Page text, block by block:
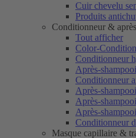
Cuir chevelu
Produits
Conditionneur &
Tout afficher
Color-
Conditionneur
Après-
Conditionneur
Après-
Après-
Après-
Conditionneur
Masque capillaire &